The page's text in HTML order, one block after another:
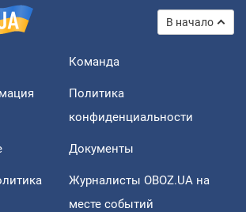
В начало
Команда
Политика
конфиденциальности
Документы
Журналисты OBOZ.UA на
месте событий